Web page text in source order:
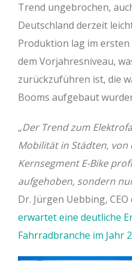
Trend ungebrochen,
Deutschland derzeit
Produktion lag im
dem Vorjahresniveau,
zurückzuführen ist, die
Booms aufgebaut
„Der Trend zum
Mobilität in Städten,
Kernsegment E-Bike
aufgehoben, sondern
Dr. Jürgen Uebbing, CEO
erwartet eine deutliche
Fahrradbranche im Jahr